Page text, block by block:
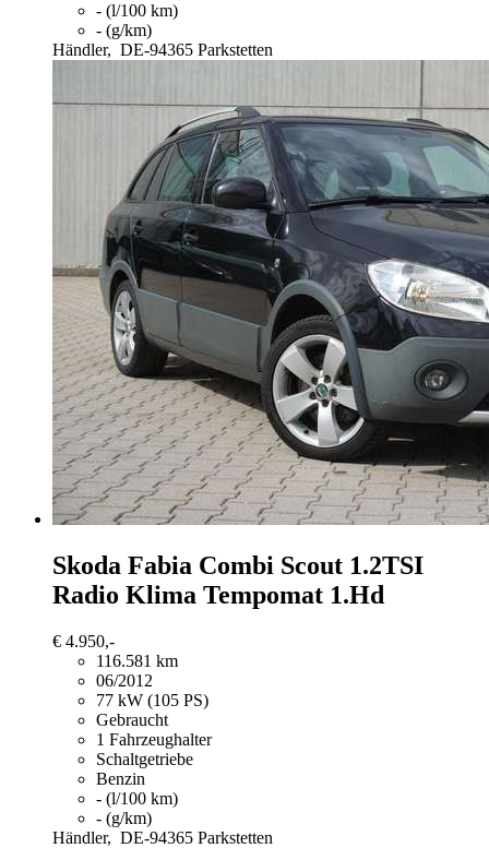
- (l/100 km)
- (g/km)
Händler, DE-94365 Parkstetten
Skoda Fabia Combi Scout 1.2TSI
Radio Klima Tempomat 1.Hd
€ 4.950,-
116.581 km
06/2012
77 kW (105 PS)
Gebraucht
1 Fahrzeughalter
Schaltgetriebe
Benzin
- (l/100 km)
- (g/km)
Händler, DE-94365 Parkstetten